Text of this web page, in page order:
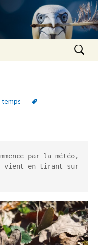
temps
par la météo,
vient en tirant sur